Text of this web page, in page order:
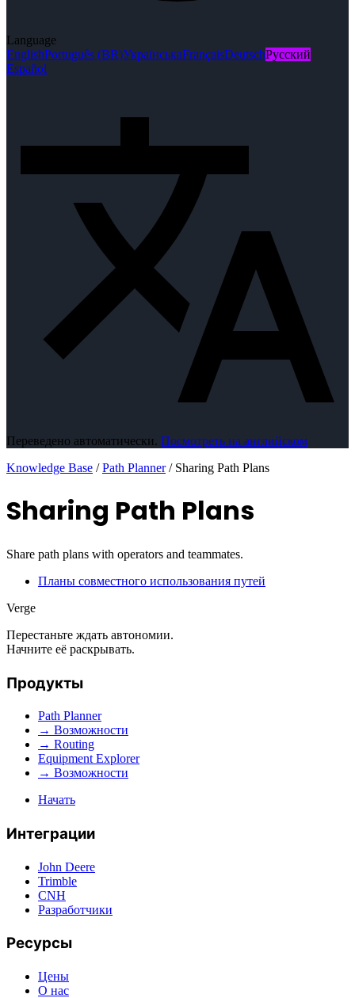
Language
EnglishPortuguês (BR)УкраїнськаFrançaisDeutschРусский
Español
Переведено автоматически. Посмотреть на английском
Knowledge Base / Path Planner / Sharing Path Plans
Sharing Path Plans
Share path plans with operators and teammates.
Планы совместного использования путей
Verge
Перестаньте ждать автономии.
Начните её раскрывать.
Продукты
Path Planner
→ Возможности
→ Routing
Equipment Explorer
→ Возможности
Начать
Интеграции
John Deere
Trimble
CNH
Разработчики
Ресурсы
Цены
О нас